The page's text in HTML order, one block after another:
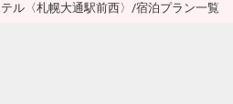
ル〈札幌大通駅前西〉/宿泊プラン一覧